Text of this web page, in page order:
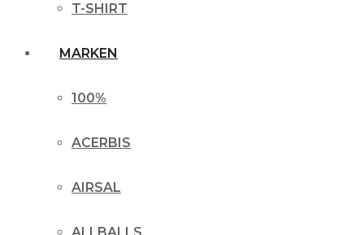
T-SHIRT
MARKEN
100%
ACERBIS
AIRSAL